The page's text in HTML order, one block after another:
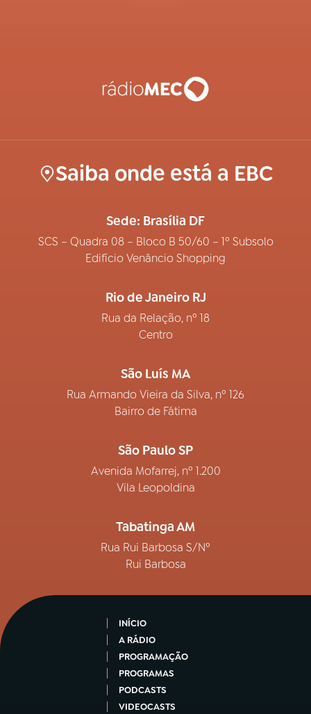
Saiba onde está a EBC
Sede: Brasília DF
SCS – Quadra 08 – Bloco B 50/60 – 1º Subsolo
Edifício Venâncio Shopping
Rio de Janeiro RJ
Rua da Relação, nº 18
Centro
São Luís MA
Rua Armando Vieira da Silva, nº 126
Bairro de Fátima
São Paulo SP
Avenida Mofarrej, nº 1.200
Vila Leopoldina
Tabatinga AM
Rua Rui Barbosa S/Nº
Rui Barbosa
INÍCIO
A RÁDIO
PROGRAMAÇÃO
PROGRAMAS
PODCASTS
VIDEOCASTS